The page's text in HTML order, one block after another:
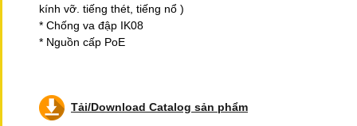
kính vỡ. tiếng thét, tiếng nổ )
* Chống va đập IK08
* Nguồn cấp PoE
Tải/Download Catalog sản phẩm